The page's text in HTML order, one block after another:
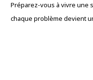
Préparez-vous à vivre une
chaque problème devient